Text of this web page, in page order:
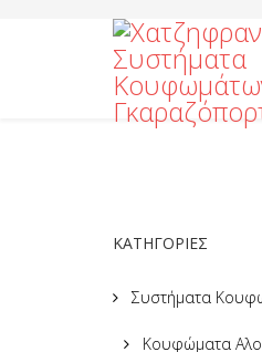
ΚΑΤΗΓΟΡΙΕΣ
Συστήματα
Κουφώματα